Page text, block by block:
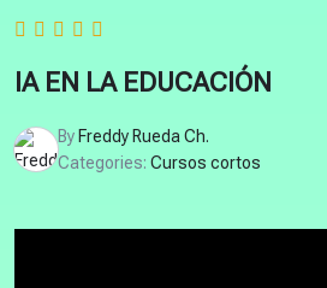
IA EN LA EDUCACIÓN
By Freddy Rueda Ch.
Categories:Cursos cortos